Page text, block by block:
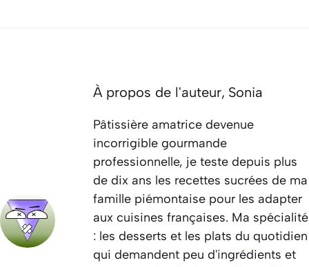
À propos de l'auteur, Sonia
Pâtissière amatrice devenue
incorrigible gourmande
professionnelle, je teste depuis plus
de dix ans les recettes sucrées de ma
famille piémontaise pour les adapter
aux cuisines françaises. Ma spécialité
: les desserts et les plats du quotidien
qui demandent peu d'ingrédients et